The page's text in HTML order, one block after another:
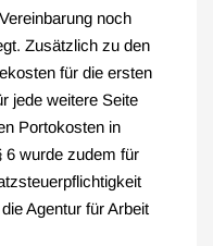
noch
Zusätzlich zu den
für die ersten
jede weitere Seite
Portokosten in
6 wurde zudem für
Agentur für Arbeit